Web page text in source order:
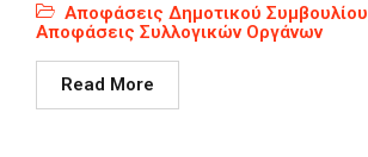
Αποφάσεις Δημοτικού Συμβουλίου
Αποφάσεις Συλλογικών Οργάνων
Read More